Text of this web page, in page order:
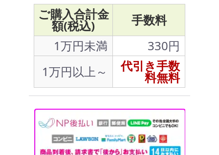
ご購入合計金
額(税込)
手数料
1万円未満
330円
1万円以上～
代引き手数
料無料